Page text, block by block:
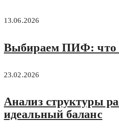
13.06.2026
Выбираем ПИФ: что
23.02.2026
Анализ структуры
идеальный баланс